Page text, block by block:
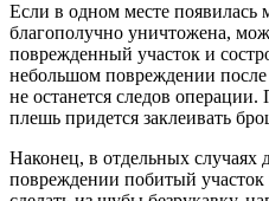
Если в одном месте появилась
благополучно уничтожена,
поврежденный участок и
небольшом повреждении
не останется следов
плешь придется заклеивать
Наконец, в отдельных случаях
повреждении побитый